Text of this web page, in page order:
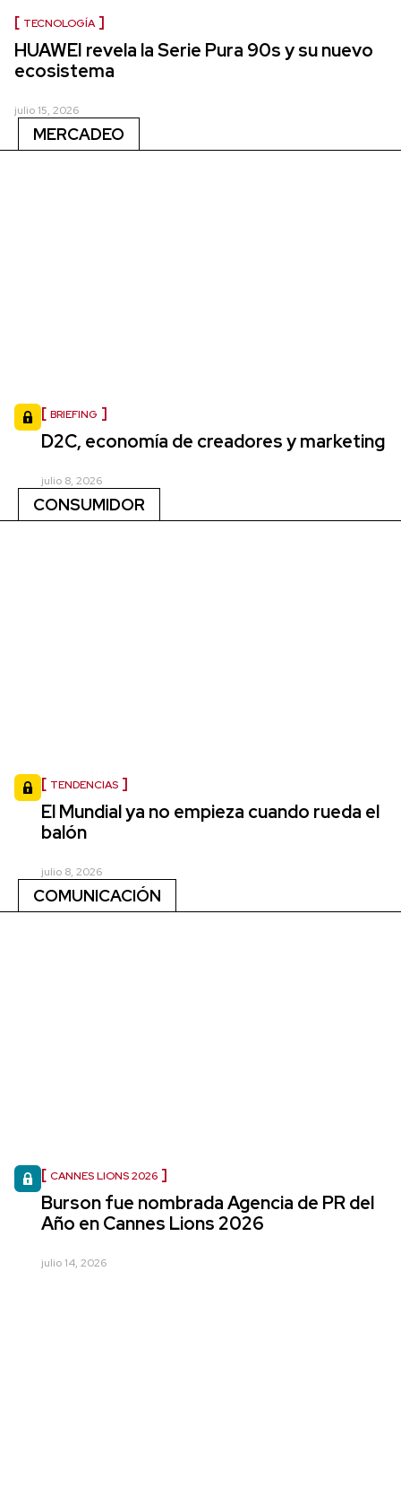
TECNOLOGÍA
HUAWEI revela la Serie Pura 90s y su nuevo
ecosistema
julio 15, 2026
MERCADEO
BRIEFING
D2C, economía de creadores y marketing
julio 8, 2026
CONSUMIDOR
TENDENCIAS
El Mundial ya no empieza cuando rueda el
balón
julio 8, 2026
COMUNICACIÓN
CANNES LIONS 2026
Burson fue nombrada Agencia de PR del
Año en Cannes Lions 2026
julio 14, 2026